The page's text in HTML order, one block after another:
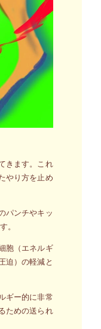
きます。これ
やり方を止め
パンチやキッ
。
胞（エネルギ
迫）の軽減と
ギー的に非常
ための送られ